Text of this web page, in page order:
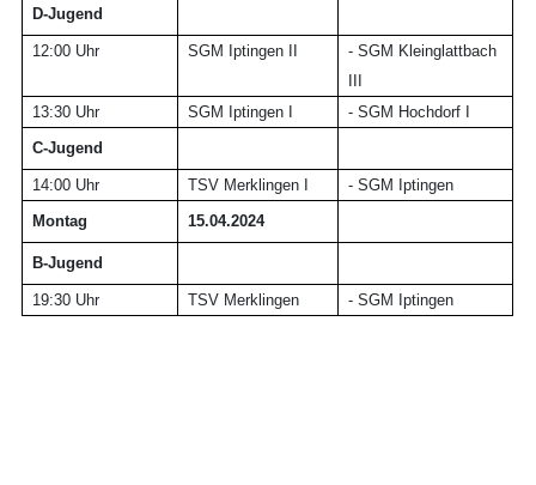
D-Jugend
12:00 Uhr SGM Iptingen II
- SGM Kleinglattbach
13:30 Uhr
SGM Iptingen I
- SGM Hochdorf I
C-Jugend
14:00 Uhr TSV Merklingen I
- SGM Iptingen
Montag
15.04.2024
B-Jugend
19:30 Uhr TSV Merklingen - SGM Iptingen